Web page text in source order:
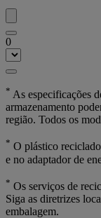
0
* As especificações
armazenamento
região. Todos os
* O plástico
e no adaptador de
* Os serviços de
Siga as diretrizes
embalagem.